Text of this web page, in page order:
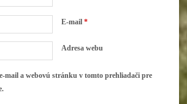
E-mail *
Adresa webu
mail a webovú stránku v tomto prehliadači pre